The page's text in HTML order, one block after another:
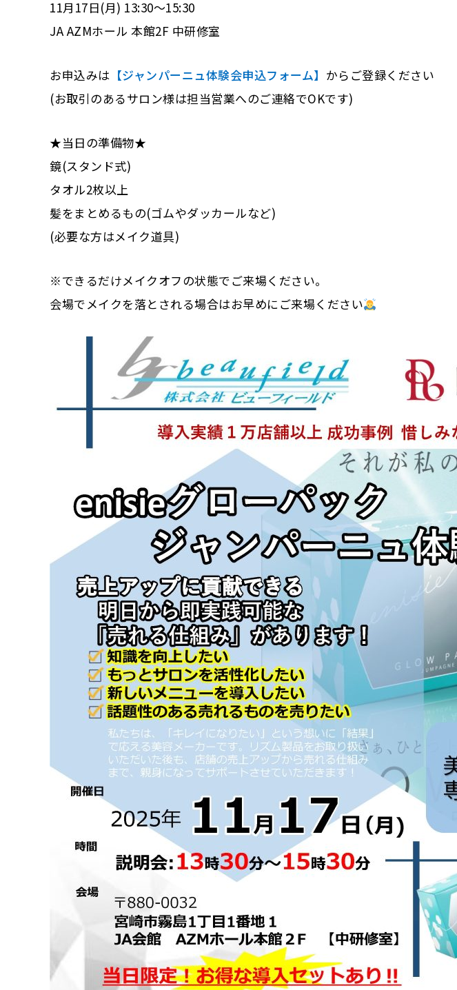
11月17日(月) 13:30〜15:30
JA AZMホール 本館2F 中研修室
お申込みは 【ジャンパーニュ体験会申込フォーム】 からご登録ください
(お取引のあるサロン様は担当営業へのご連絡でOKです)
★当日の準備物★
鏡(スタンド式)
タオル2枚以上
髪をまとめるもの(ゴムやダッカールなど)
(必要な方はメイク道具)
※できるだけメイクオフの状態でご来場ください。
会場でメイクを落とされる場合はお早めにご来場ください